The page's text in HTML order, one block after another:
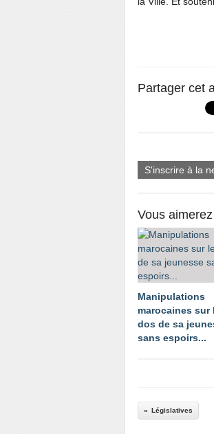
Partager cet
S'inscrire à la
Vous
Manipulations
marocaines sur
dos de sa
sans espoirs...
Législatives